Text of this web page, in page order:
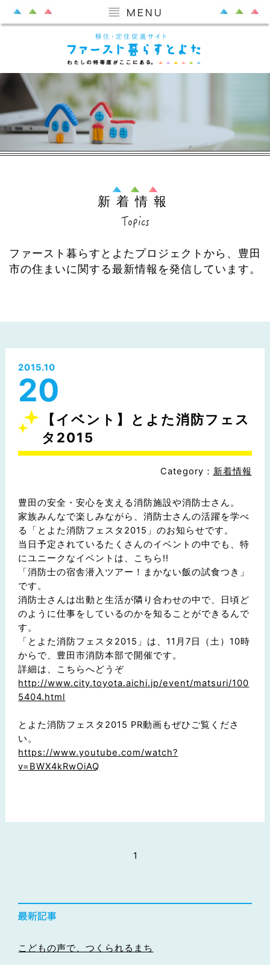
新着情報
ファースト暮らすとよたプロジェクトから、豊田
市の住まいに関する最新情報を発信しています。
2015.10
20
【イベント】とよた消防フェス
タ2015
新着情報
Category：
豊田の安全・安心を支える消防施設や消防士さん。
家族みんなで楽しみながら、消防士さんの活躍を学べ
る「とよた消防フェスタ2015」のお知らせです。
当日予定されているたくさんのイベントの中でも、特
にユニークなイベントは、こちら!!
「消防士の宿舎潜入ツアー！まかない飯の試食つき」
です。
消防士さんは出動と生活が隣り合わせの中で、日頃ど
のように仕事をしているのかを知ることができるんで
す。
「とよた消防フェスタ2015」は、11月7日（土）10時
からで、豊田市消防本部で開催です。
詳細は、こちらへどうぞ
http://www.city.toyota.aichi.jp/event/matsuri/100
5404.html
とよた消防フェスタ2015 PR動画もぜひご覧くださ
い。
https://www.youtube.com/watch?
v=BWX4kRwOiAQ
1
こどもの声で、つくられるまち